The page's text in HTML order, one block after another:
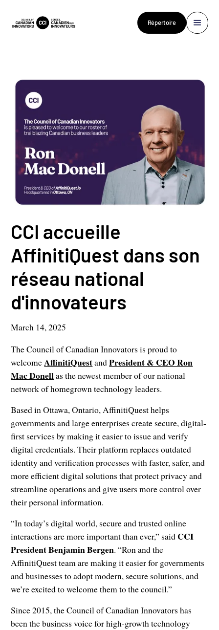
Répertoire
CCI accueille
AffinitiQuest dans son
réseau national
d'innovateurs
March 14, 2025
The Council of Canadian Innovators is proud to
welcomeAffinitiQuestandPresident & CEO Ron
Mac Donellas the newest member of our national
network of homegrown technology leaders.
Based in Ottawa, Ontario, AffinitiQuest helps
governments and large enterprises create secure, digital-
first services by making it easier to issue and verify
digital credentials. Their platform replaces outdated
identity and verification processes with faster, safer, and
more efficient digital solutions that protect privacy and
streamline operations and give users more control over
their personal information.
“In today’s digital world, secure and trusted online
interactions are more important than ever,” said CCI
President Benjamin Bergen. “Ron and the
AffinitiQuest team are making it easier for governments
and businesses to adopt modern, secure solutions, and
we’re excited to welcome them to the council.”
Since 2015, the Council of Canadian Innovators has
been the business voice for high-growth technology